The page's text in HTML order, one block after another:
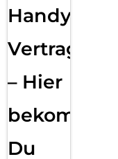
Handy
– Hier
bekommst
Du